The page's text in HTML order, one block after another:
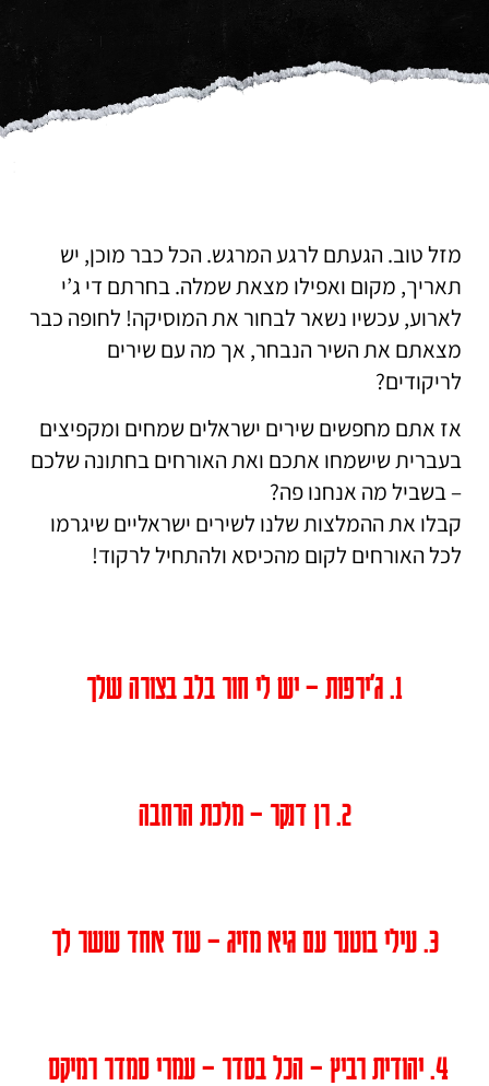
מזל טוב. הגעתם לרגע המרגש. הכל כבר מוכן, יש
תאריך, מקום ואפילו מצאת שמלה. בחרתם די ג’י
לארוע, עכשיו נשאר לבחור את המוסיקה! לחופה כבר
מצאתם את השיר הנבחר, אך מה עם שירים
לריקודים?
אז אתם מחפשים שירים ישראלים שמחים ומקפיצים
בעברית שישמחו אתכם ואת האורחים בחתונה שלכם
– בשביל מה אנחנו פה?
קבלו את ההמלצות שלנו לשירים ישראליים שיגרמו
לכל האורחים לקום מהכיסא ולהתחיל לרקוד!
1. ג׳ירפות – יש לי חור בלב בצורה שלך
2. רן דנקר – מלכת הרחבה
3. עילי בוטנר עם גיא מזיג – עוד אחד ששר לך
4. יהודית רביץ – הכל בסדר – עמרי סמדר רמיקס